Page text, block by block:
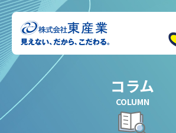
コラム
COLUMN